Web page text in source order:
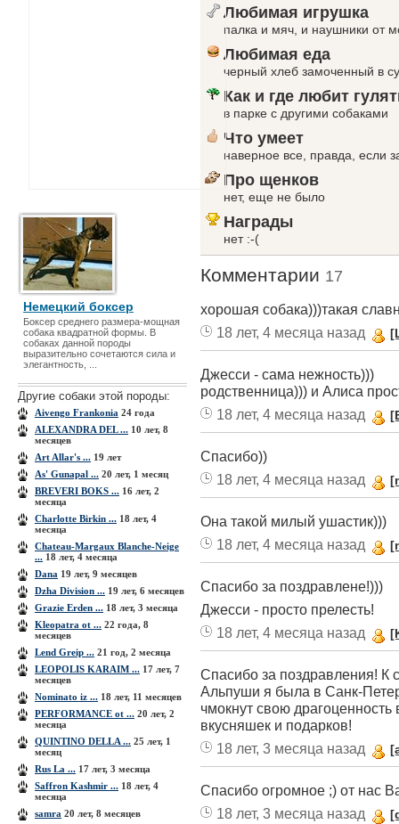
Немецкий боксер
Боксер среднего размера-мощная
собака квадратной формы. В
собаках данной породы
выразительно сочетаются сила и
элегантность, ...
Другие собаки этой породы:
Aivengo Frankonia 24 года
ALEXANDRA DEL ... 10 лет, 8
месяцев
Art Allar's ... 19 лет
As' Gunapal ... 20 лет, 1 месяц
BREVERI BOKS ... 16 лет, 2
месяца
Charlotte Birkin ... 18 лет, 4
месяца
Chateau-Margaux Blanche-Neige
... 18 лет, 4 месяца
Dana 19 лет, 9 месяцев
Dzha Division ... 19 лет, 6 месяцев
Grazie Erden ... 18 лет, 3 месяца
Kleopatra ot ... 22 года, 8
месяцев
Lend Greip ... 21 год, 2 месяца
LEOPOLIS KARAIM ... 17 лет, 7
месяцев
Nominato iz ... 18 лет, 11 месяцев
PERFORMANCE ot ... 20 лет, 2
месяца
QUINTINO DELLA ... 25 лет, 1
месяц
Rus La ... 17 лет, 3 месяца
Saffron Kashmir ... 18 лет, 4
месяца
samra 20 лет, 8 месяцев
Любимая игрушка
палка и мяч, и наушники от
Любимая еда
черный хлеб замоченный в
Как и где любит
в парке с другими собаками
Что умеет
наверное все, правда, если
Про щенков
нет, еще не было
Награды
нет :-(
Комментарии 17
хорошая собака)))такая
18 лет, 4 месяца назад
Джесси - сама нежность)))
родственница))) и Алиса
18 лет, 4 месяца назад
Спасибо))
18 лет, 4 месяца назад
Она такой милый ушастик)))
18 лет, 4 месяца назад
Спасибо за поздравлене!)))
Джесси - просто прелесть!
18 лет, 4 месяца назад
Спасибо за поздравления!
Альпуши я была в Санк-
чмокнут свою
вкусняшек и подарков!
18 лет, 3 месяца назад
Спасибо огромное ;) от нас
18 лет, 3 месяца назад